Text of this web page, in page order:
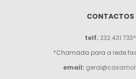
CONTACTOS
telf. 232 431 733*
*Chamada para a rede
email: